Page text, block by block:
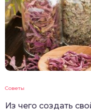
Советы
Из чего создать